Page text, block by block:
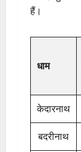
हैं।
धाम
केदारनाथ
बदरीनाथ